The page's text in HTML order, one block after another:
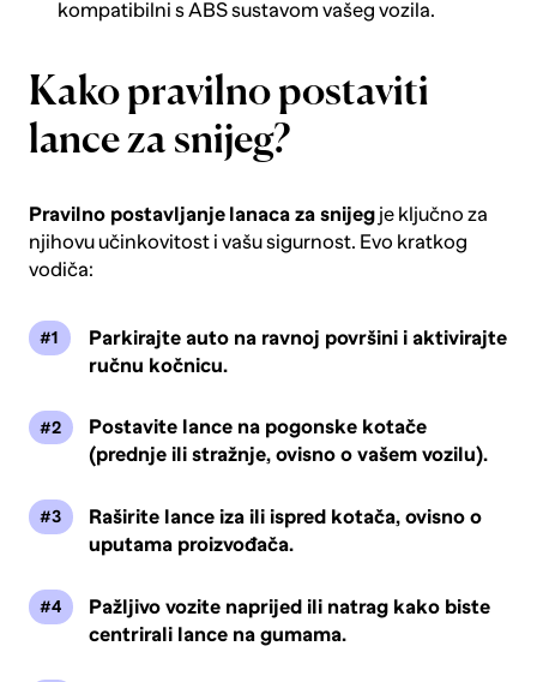
kompatibilni s ABS sustavom vašeg vozila.
Kako pravilno postaviti
lance za snijeg?
Pravilno postavljanje lanaca za snijegje ključno za
njihovu učinkovitost i vašu sigurnost. Evo kratkog
vodiča:
Parkirajte auto na ravnoj površini i aktivirajte
ručnu kočnicu.
Postavite lance na pogonske kotače
(prednje ili stražnje, ovisno o vašem vozilu).
Raširite lance iza ili ispred kotača, ovisno o
uputama proizvođača.
Pažljivo vozite naprijed ili natrag kako biste
centrirali lance na gumama.